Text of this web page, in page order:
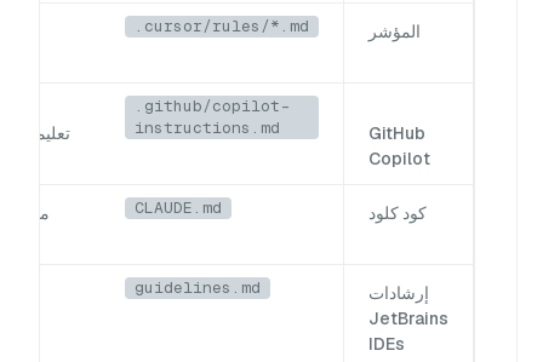
المؤشر .cursor/rules/*.md
GitHub
Copilot
.github/copilot-
instructions.md
كود كلود CLAUDE.md
إرشادات
JetBrains
IDEs
guidelines.md